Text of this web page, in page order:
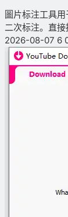
圖片标注工具
二次标注。直接
2026-08-07 6